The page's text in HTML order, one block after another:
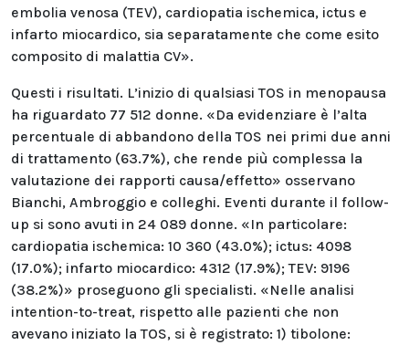
embolia venosa (TEV), cardiopatia ischemica, ictus e
infarto miocardico, sia separatamente che come esito
composito di malattia CV».
Questi i risultati. L’inizio di qualsiasi TOS in menopausa
ha riguardato 77 512 donne. «Da evidenziare è l’alta
percentuale di abbandono della TOS nei primi due anni
di trattamento (63.7%), che rende più complessa la
valutazione dei rapporti causa/effetto» osservano
Bianchi, Ambroggio e colleghi. Eventi durante il follow-
up si sono avuti in 24 089 donne. «In particolare:
cardiopatia ischemica: 10 360 (43.0%); ictus: 4098
(17.0%); infarto miocardico: 4312 (17.9%); TEV: 9196
(38.2%)» proseguono gli specialisti. «Nelle analisi
intention-to-treat, rispetto alle pazienti che non
avevano iniziato la TOS, si è registrato: 1) tibolone: